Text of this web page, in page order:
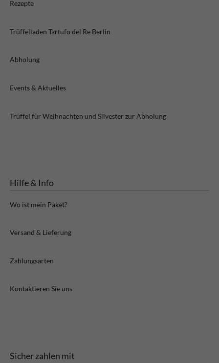
Rezepte
Trüffelladen Tartufo del Re Berlin
Abholung
Events & Aktuelles
Trüffel für Weihnachten und Silvester zur Abholung
Hilfe & Info
Wo ist mein Paket?
Versand & Lieferung
Zahlungsarten
Kontaktieren Sie uns
Sicher zahlen mit